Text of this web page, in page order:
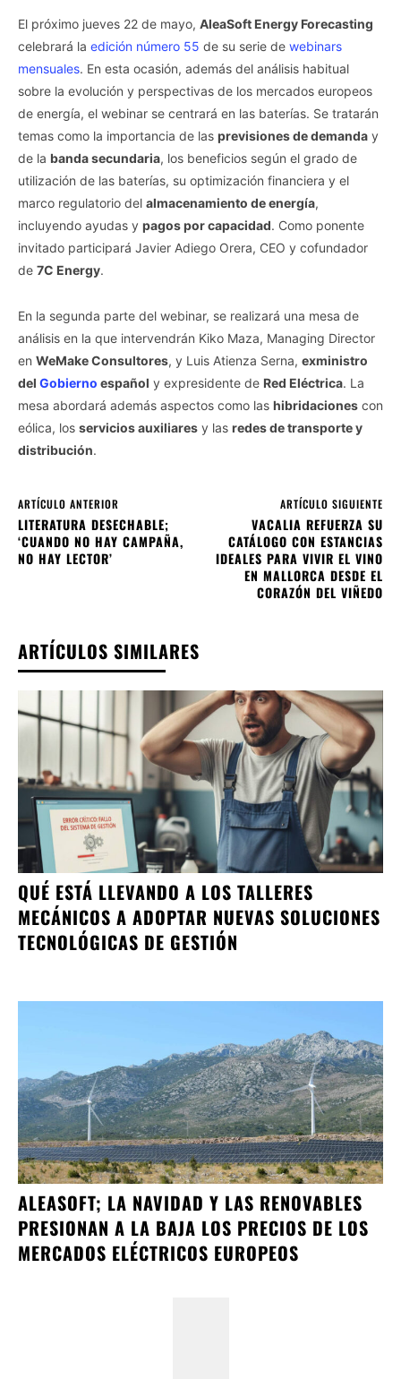
El próximo jueves 22 de mayo, AleaSoft Energy Forecasting
celebrará la edición número 55 de su serie de webinars
mensuales. En esta ocasión, además del análisis habitual
sobre la evolución y perspectivas de los mercados europeos
de energía, el webinar se centrará en las baterías. Se tratarán
temas como la importancia de las previsiones de demanda y
de la banda secundaria, los beneficios según el grado de
utilización de las baterías, su optimización financiera y el
marco regulatorio del almacenamiento de energía,
incluyendo ayudas y pagos por capacidad. Como ponente
invitado participará Javier Adiego Orera, CEO y cofundador
de 7C Energy.
En la segunda parte del webinar, se realizará una mesa de
análisis en la que intervendrán Kiko Maza, Managing Director
en WeMake Consultores, y Luis Atienza Serna, exministro
del Gobierno español y expresidente de Red Eléctrica. La
mesa abordará además aspectos como las hibridaciones con
eólica, los servicios auxiliares y las redes de transporte y
distribución.
ARTÍCULO ANTERIOR
LITERATURA DESECHABLE;
‘CUANDO NO HAY CAMPAÑA,
NO HAY LECTOR’
ARTÍCULO SIGUIENTE
VACALIA REFUERZA SU
CATÁLOGO CON ESTANCIAS
IDEALES PARA VIVIR EL VINO
EN MALLORCA DESDE EL
CORAZÓN DEL VIÑEDO
ARTÍCULOS SIMILARES
QUÉ ESTÁ LLEVANDO A LOS TALLERES
MECÁNICOS A ADOPTAR NUEVAS SOLUCIONES
TECNOLÓGICAS DE GESTIÓN
ALEASOFT; LA NAVIDAD Y LAS RENOVABLES
PRESIONAN A LA BAJA LOS PRECIOS DE LOS
MERCADOS ELÉCTRICOS EUROPEOS